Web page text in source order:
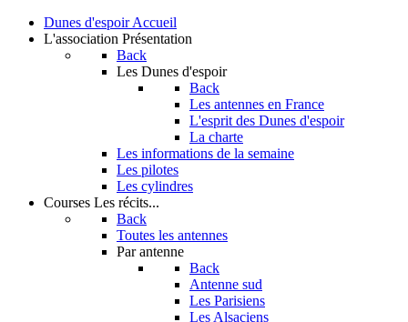
Dunes d'espoir Accueil
L'association Présentation
Back
Les Dunes d'espoir
Back
Les antennes en France
L'esprit des Dunes d'espoir
La charte
Les informations de la semaine
Les pilotes
Les cylindres
Courses Les récits...
Back
Toutes les antennes
Par antenne
Back
Antenne sud
Les Parisiens
Les Alsaciens